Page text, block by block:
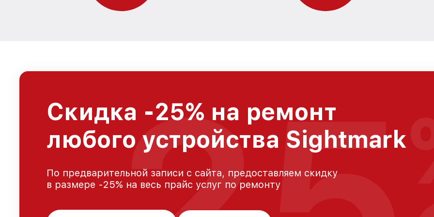
Скидка -25% на ремонт
любого устройства Sightmark
По предварительной записи с сайта, предоставляем скидку
в размере -25% на весь прайс услуг по ремонту